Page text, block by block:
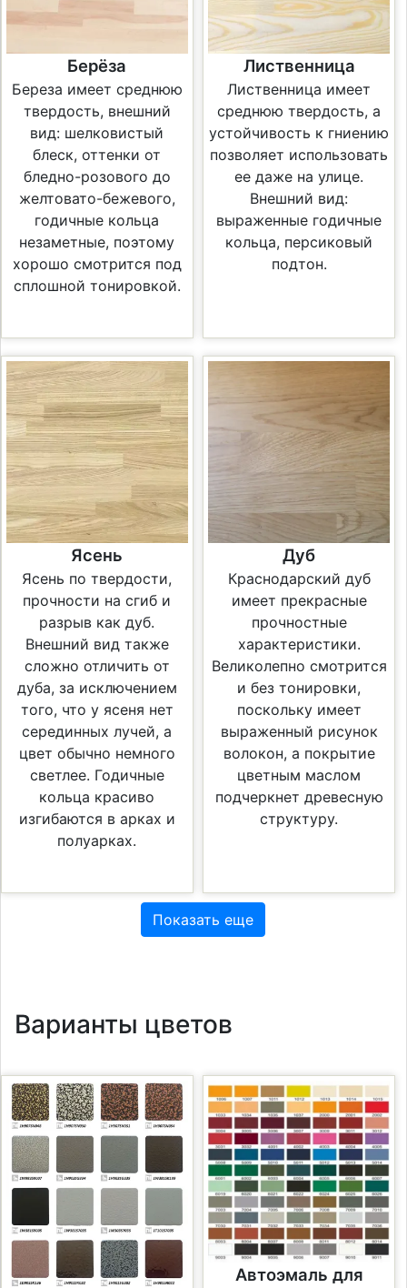
Берёза
Береза имеет среднюю
твердость, внешний
вид: шелковистый
блеск, оттенки от
бледно-розового до
желтовато-бежевого,
годичные кольца
незаметные, поэтому
хорошо смотрится под
сплошной тонировкой.
Лиственница
Лиственница имеет
среднюю твердость, а
устойчивость к гниению
позволяет использовать
ее даже на улице.
Внешний вид:
выраженные годичные
кольца, персиковый
подтон.
Ясень
Ясень по твердости,
прочности на сгиб и
разрыв как дуб.
Внешний вид также
сложно отличить от
дуба, за исключением
того, что у ясеня нет
серединных лучей, а
цвет обычно немного
светлее. Годичные
кольца красиво
изгибаются в арках и
полуарках.
Дуб
Краснодарский дуб
имеет прекрасные
прочностные
характеристики.
Великолепно смотрится
и без тонировки,
поскольку имеет
выраженный рисунок
волокон, а покрытие
цветным маслом
подчеркнет древесную
структуру.
Показать еще
Варианты цветов
Автоэмаль для